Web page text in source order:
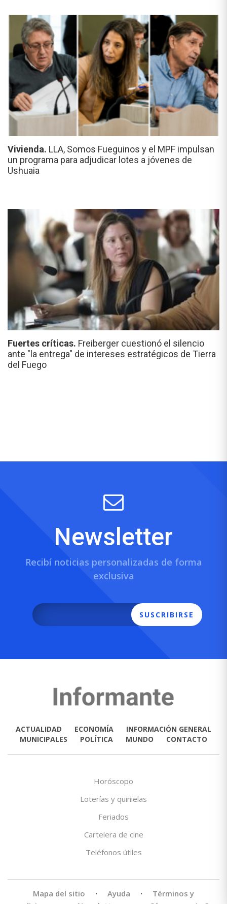
Vivienda. LLA, Somos Fueguinos y el MPF impulsan
un programa para adjudicar lotes a jóvenes de
Ushuaia
Fuertes críticas. Freiberger cuestionó el silencio
ante "la entrega" de intereses estratégicos de Tierra
del Fuego
Newsletter
Recibí noticias personalizadas de forma
exclusiva
SUSCRIBIRSE
ACTUALIDAD ECONOMÍA
INFORMACIÓN GENERAL
MUNICIPALES
POLÍTICA MUNDO CONTACTO
Horóscopo
Loterías y quinielas
Feriados
Cartelera de cine
Teléfonos útiles
Mapa del sitio · Ayuda ·
Términos y